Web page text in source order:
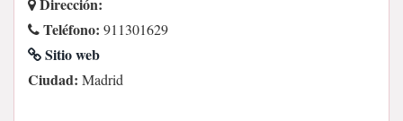
Dirección:
Teléfono: 911301629
Sitio web
Ciudad: Madrid